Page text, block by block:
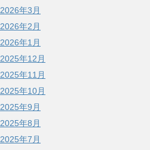
2026年3月
2026年2月
2026年1月
2025年12月
2025年11月
2025年10月
2025年9月
2025年8月
2025年7月